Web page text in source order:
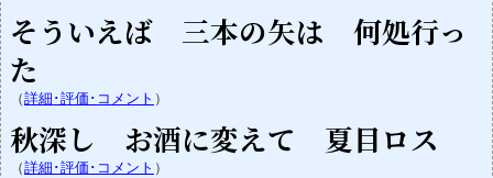
そういえば 三本の矢は 何処行っ
た
（詳細･評価･コメント ）
秋深し お酒に変えて 夏目ロス
（詳細･評価･コメント ）